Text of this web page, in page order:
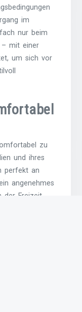
im
nur beim
– mit einer
um sich vor
zu
und ihres
perfekt an
angenehmes
der Freizeit